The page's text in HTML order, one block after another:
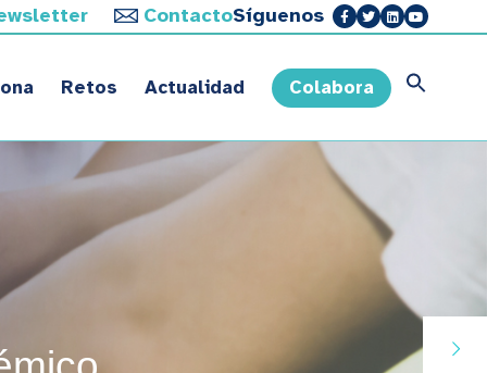
ContactoSíguenos
Retos Actualidad Colabora